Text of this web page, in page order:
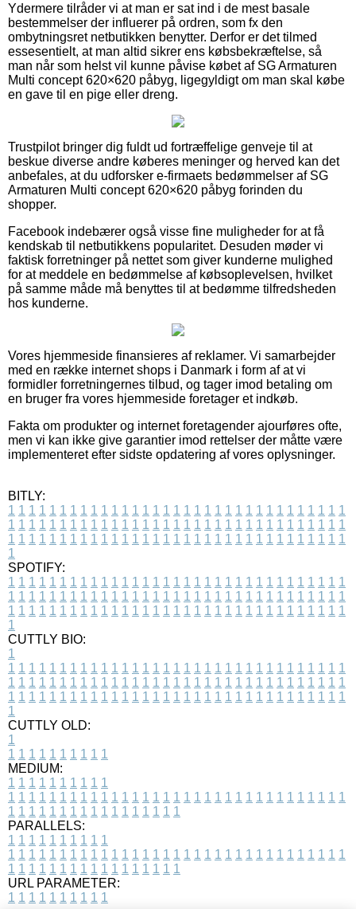
Ydermere tilråder vi at man er sat ind i de mest basale
bestemmelser der influerer på ordren, som fx den
ombytningsret netbutikken benytter. Derfor er det tilmed
essesentielt, at man altid sikrer ens købsbekræftelse, så
man når som helst vil kunne påvise købet af SG Armaturen
Multi concept 620×620 påbyg, ligegyldigt om man skal købe
en gave til en pige eller dreng.
Trustpilot bringer dig fuldt ud fortræffelige genveje til at
beskue diverse andre køberes meninger og herved kan det
anbefales, at du udforsker e-firmaets bedømmelser af SG
Armaturen Multi concept 620×620 påbyg forinden du
shopper.
Facebook indebærer også visse fine muligheder for at få
kendskab til netbutikkens popularitet. Desuden møder vi
faktisk forretninger på nettet som giver kunderne mulighed
for at meddele en bedømmelse af købsoplevelsen, hvilket
på samme måde må benyttes til at bedømme tilfredsheden
hos kunderne.
Vores hjemmeside finansieres af reklamer. Vi samarbejder
med en række internet shops i Danmark i form af at vi
formidler forretningernes tilbud, og tager imod betaling om
en bruger fra vores hjemmeside foretager et indkøb.
Fakta om produkter og internet foretagender ajourføres ofte,
men vi kan ikke give garantier imod rettelser der måtte være
implementeret efter sidste opdatering af vores oplysninger.
BITLY:
1 1 1 1 1 1 1 1 1 1 1 1 1 1 1 1 1 1 1 1 1 1 1 1 1 1 1 1 1 1 1 1 1
1 1 1 1 1 1 1 1 1 1 1 1 1 1 1 1 1 1 1 1 1 1 1 1 1 1 1 1 1 1 1 1 1
1 1 1 1 1 1 1 1 1 1 1 1 1 1 1 1 1 1 1 1 1 1 1 1 1 1 1 1 1 1 1 1 1
1
SPOTIFY:
1 1 1 1 1 1 1 1 1 1 1 1 1 1 1 1 1 1 1 1 1 1 1 1 1 1 1 1 1 1 1 1 1
1 1 1 1 1 1 1 1 1 1 1 1 1 1 1 1 1 1 1 1 1 1 1 1 1 1 1 1 1 1 1 1 1
1 1 1 1 1 1 1 1 1 1 1 1 1 1 1 1 1 1 1 1 1 1 1 1 1 1 1 1 1 1 1 1 1
1
CUTTLY BIO:
1
1 1 1 1 1 1 1 1 1 1 1 1 1 1 1 1 1 1 1 1 1 1 1 1 1 1 1 1 1 1 1 1 1
1 1 1 1 1 1 1 1 1 1 1 1 1 1 1 1 1 1 1 1 1 1 1 1 1 1 1 1 1 1 1 1 1
1 1 1 1 1 1 1 1 1 1 1 1 1 1 1 1 1 1 1 1 1 1 1 1 1 1 1 1 1 1 1 1 1
1
CUTTLY OLD:
1
1 1 1 1 1 1 1 1 1 1
MEDIUM:
1 1 1 1 1 1 1 1 1 1
1 1 1 1 1 1 1 1 1 1 1 1 1 1 1 1 1 1 1 1 1 1 1 1 1 1 1 1 1 1 1 1 1
1 1 1 1 1 1 1 1 1 1 1 1 1 1 1 1 1
PARALLELS:
1 1 1 1 1 1 1 1 1 1
1 1 1 1 1 1 1 1 1 1 1 1 1 1 1 1 1 1 1 1 1 1 1 1 1 1 1 1 1 1 1 1 1
1 1 1 1 1 1 1 1 1 1 1 1 1 1 1 1 1
URL PARAMETER:
1 1 1 1 1 1 1 1 1 1